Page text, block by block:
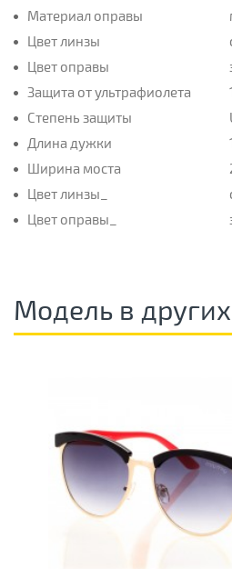
Материал оправы
Цвет линзы
Цвет оправы
Защита от ультрафиолета
Степень защиты
Длина дужки
Ширина моста
Цвет линзы_
Цвет оправы_
Модель в